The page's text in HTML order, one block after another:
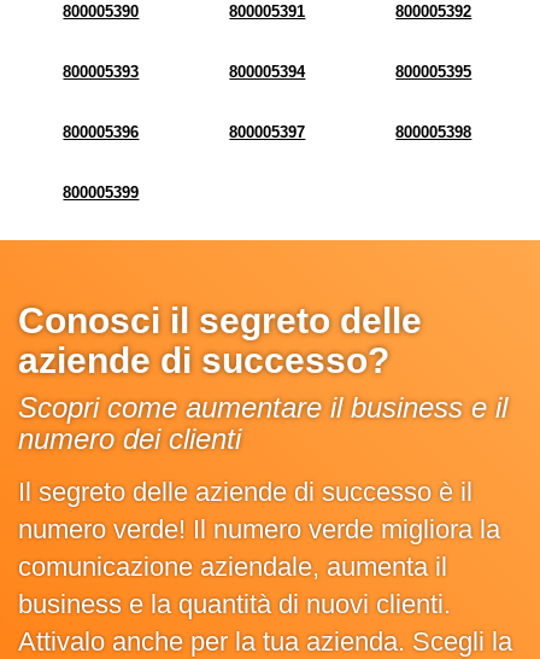
800005390 800005391 800005392
800005393 800005394 800005395
800005396 800005397 800005398
800005399
Conosci il segreto delle
aziende di successo?
Scopri come aumentare il business e il
numero dei clienti
Il segreto delle aziende di successo è il
numero verde! Il numero verde migliora la
comunicazione aziendale, aumenta il
business e la quantità di nuovi clienti.
Attivalo anche per la tua azienda. Scegli la